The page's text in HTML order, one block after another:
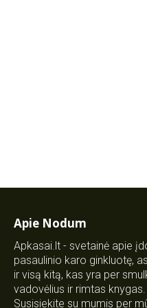
Apie Nodum
Apkasai.lt - svetainė apie
pasaulinio karo ginkluotę,
ir visą kitą, kas yra per
vadovėlius ir rimtas
Susisiekite su mumis per